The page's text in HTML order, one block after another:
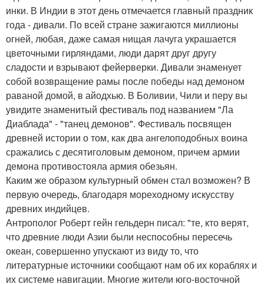
инки. В Индии в этот день отмечается главный праздник
года - дивали. По всей стране зажигаются миллионы
огней, любая, даже самая нищая лачуга украшается
цветочными гирляндами, люди дарят друг другу
сладости и взрывают фейерверки. Дивали знаменует
собой возвращение рамы после победы над демоном
раваной домой, в айодхью. В Боливии, Чили и перу вы
увидите знаменитый фестиваль под названием "Ла
Диаблада" - "танец демонов". Фестиваль посвящен
древней истории о том, как два ангелоподобных воина
сражались с десятиголовым демоном, причем армии
демона противостояла армия обезьян.
Каким же образом культурный обмен стал возможен? В
первую очередь, благодаря мореходному искусству
древних индийцев.
Антрополог Роберт гейн гельдерн писал: "те, кто верят,
что древние люди Азии были неспособны пересечь
океан, совершенно упускают из виду то, что
литературные источники сообщают нам об их кораблях и
их системе навигации. Многие жители юго-восточной